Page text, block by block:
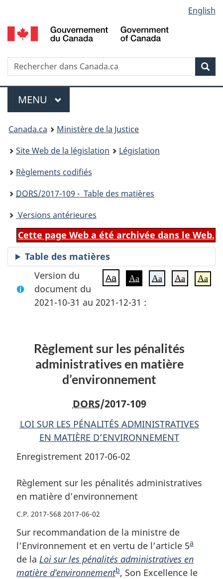
au
contenu
propos
de
la
HTML
simplifiée
selection
English
Recherche
Menu
MENU PRINCIPAL
You
are
here:
Canada.ca
Ministère de la Justice
Site Web de la législation
Législation
Règlements codifiés
DORS/2017-109 - Table des matières
Versions antérieures
Cette page Web a été archivée dans le Web.
Table des matières
Aa Aa Aa Aa Aa
Version du
document du
2021-10-31 au 2021-12-31 :
Règlement sur les pénalités
administratives en matière
d’environnement
DORS/2017-109
LOI SUR LES PÉNALITÉS ADMINISTRATIVES
EN MATIÈRE D’ENVIRONNEMENT
Enregistrement 2017-06-02
Règlement sur les pénalités administratives
en matière d’environnement
C.P. 2017-568 2017-06-02
Sur recommandation de la ministre de
l’Environnement et en vertu de l’article 5N
o
t
a
de la Loi sur les pénalités administratives en
matière d’environnementN
b, Son Excellence le